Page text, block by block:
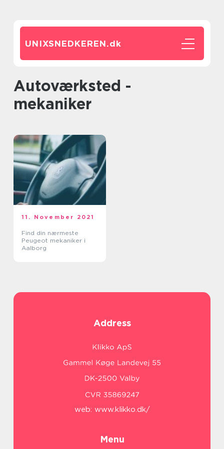
UNIXSNEDKEREN.dk
autoværksted -
mekaniker
11. November 2021
Find din nærmeste
Peugeot mekaniker i
Aalborg
Address
web: www.klikko.dk/
Menu